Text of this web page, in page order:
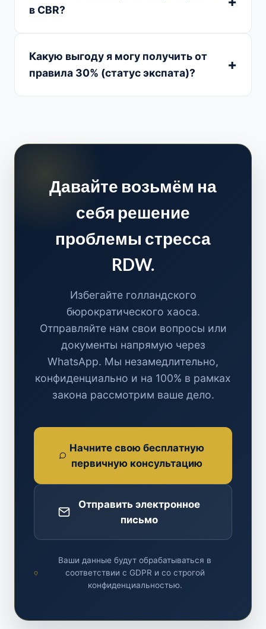
в CBR?
Какую выгоду я могу получить от
правила 30% (статус экспата)?
Давайте возьмём на
себя решение
проблемы стресса
RDW.
Избегайте голландского
бюрократического хаоса.
Отправляйте нам свои вопросы или
документы напрямую через
WhatsApp. Мы незамедлительно,
конфиденциально и на 100% в рамках
закона рассмотрим ваше дело.
Начните свою бесплатную
первичную консультацию
Отправить электронное
письмо
Ваши данные будут обрабатываться в
соответствии с GDPR и со строгой
конфиденциальностью.